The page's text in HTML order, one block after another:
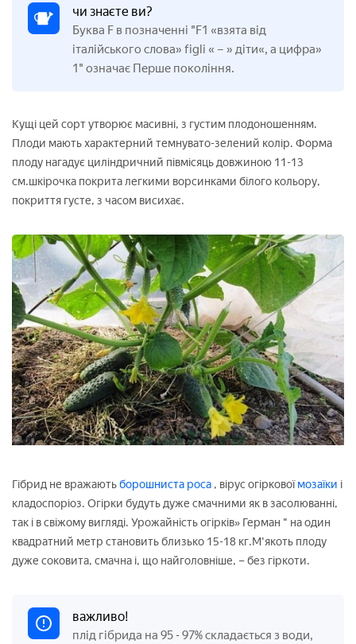
чи знаєте ви?
Буква F в позначенні "F1 «взята від
італійського слова» figli « – » діти«, а цифра»
1" означає Перше покоління.
Кущі цей сорт утворює масивні, з густим плодоношенням.
Плоди мають характерний темнувато-зелений колір. Форма
плоду нагадує циліндричний півмісяць довжиною 11-13
см.шкірочка покрита легкими ворсинками білого кольору,
покриття густе, з часом висихає.
Гібрид не вражаютьборошниста роса , вірус огірковоїмозаїки і
кладоспоріоз. Огірки будуть дуже смачними як в засолюванні,
так і в свіжому вигляді. Урожайність огірків» Герман " на один
квадратний метр становить близько 15-18 кг.М'якоть плоду
дуже соковита, смачна і, що найголовніше, – без гіркоти.
важливо!
плід гібрида на 95 -97% складається з води,